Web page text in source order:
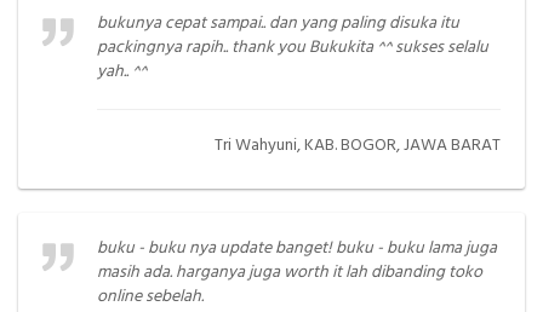
bukunya cepat sampai.. dan yang paling disuka itu
packingnya rapih.. thank you Bukukita ^^ sukses selalu
yah.. ^^
Tri Wahyuni, KAB. BOGOR, JAWA BARAT
buku - buku nya update banget! buku - buku lama juga
masih ada. harganya juga worth it lah dibanding toko
online sebelah.